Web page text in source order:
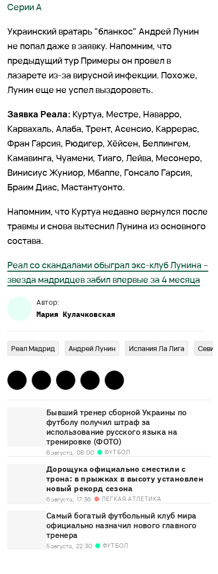
Серии А
Украинский вратарь "бланкос" Андрей Лунин
не попал даже в заявку. Напомним, что
предыдущий тур Примеры он провел в
лазарете из-за вирусной инфекции. Похоже,
Лунин еще не успел выздороветь.
Заявка Реала: Куртуа, Местре, Наварро,
Карвахаль, Алаба, Трент, Асенсио, Каррерас,
Фран Гарсия, Рюдигер, Хёйсен, Беллингем,
Камавинга, Чуамени, Тиаго, Лейва, Месонеро,
Винисиус Жуниор, Мбаппе, Гонсало Гарсия,
Браим Диас, Мастантуонто.
Напомним, что Куртуа недавно вернулся после
травмы и снова вытеснил Лунина из основного
состава.
Реал со скандалами обыграл экс-клуб Лунина –
звезда мадридцев забил впервые за 4 месяца
Автор:
Мария Кулачковская
Реал Мадрид Андрей Лунин Испания Ла Лига
Бывший тренер сборной Украины по
футболу получил штраф за
использование русского языка на
тренировке (ФОТО)
6 августа, 08:00 ФУТБОЛ
Дорощука официально сместили с
трона: в прыжках в высоту установлен
новый рекорд сезона
6 августа, 17:36 ЛЕГКАЯ АТЛЕТИКА
Самый богатый футбольный клуб мира
официально назначил нового главного
тренера
5 августа, 22:30 ФУТБОЛ